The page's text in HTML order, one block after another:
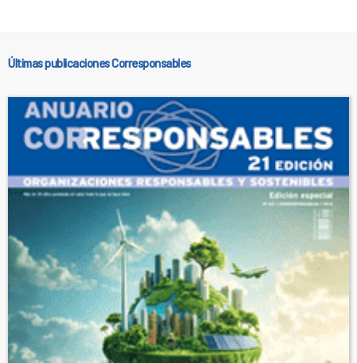
Últimas publicaciones Corresponsables